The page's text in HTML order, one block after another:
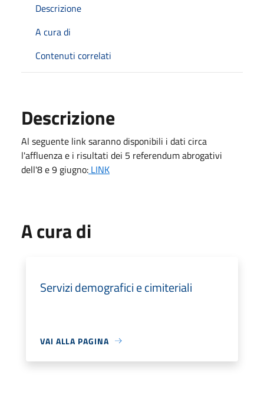
Descrizione
A cura di
Contenuti correlati
Descrizione
Al seguente link saranno disponibili i dati circa
l'affluenza e i risultati dei 5 referendum abrogativi
dell'8 e 9 giugno: LINK
A cura di
Servizi demografici e cimiteriali
VAI ALLA PAGINA